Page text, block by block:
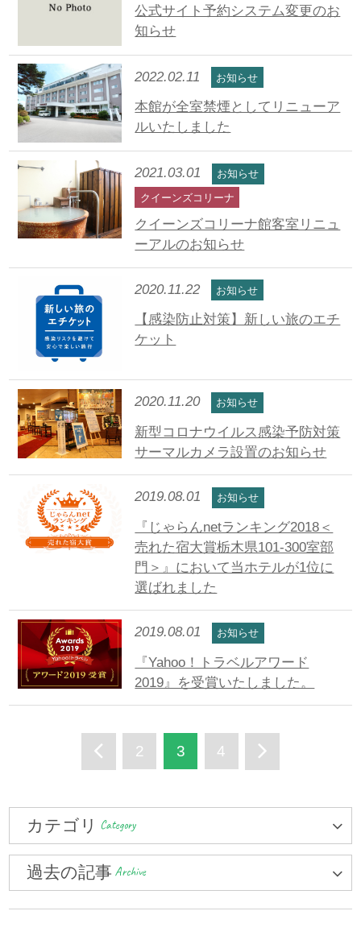
公式サイト予約システム変更のお
知らせ
2022.02.11 お知らせ
本館が全室禁煙としてリニューア
ルいたしました
2021.03.01
お知らせ
クイーンズコリーナ
クイーンズコリーナ館客室リニュ
ーアルのお知らせ
2020.11.22 お知らせ
【感染防止対策】新しい旅のエチ
ケット
2020.11.20 お知らせ
新型コロナウイルス感染予防対策
サーマルカメラ設置のお知らせ
2019.08.01 お知らせ
『じゃらんnetランキング2018＜
売れた宿大賞栃木県101-300室部
門＞』において当ホテルが1位に
選ばれました
2019.08.01 お知らせ
『Yahoo！トラベルアワード
2019』を受賞いたしました。
2 3 4
カテゴリ Category
過去の記事 Archive